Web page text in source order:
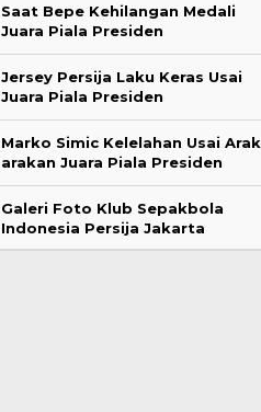
Saat Bepe Kehilangan Medali
Juara Piala Presiden
Jersey Persija Laku Keras Usai
Juara Piala Presiden
Marko Simic Kelelahan Usai Arak
arakan Juara Piala Presiden
Galeri Foto Klub Sepakbola
Indonesia Persija Jakarta